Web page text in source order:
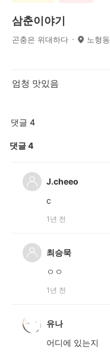
삼춘이야기
곤충은 위대하다 노형동
엄청 맛있음
댓글 4
댓글4
J.cheeo
c
1년 전
최승묵
ㅇㅇ
1년 전
유나
어디에 있는지